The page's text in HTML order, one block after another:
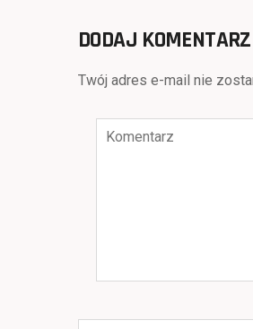
DODAJ KOMENTARZ
Twój adres e-mail nie